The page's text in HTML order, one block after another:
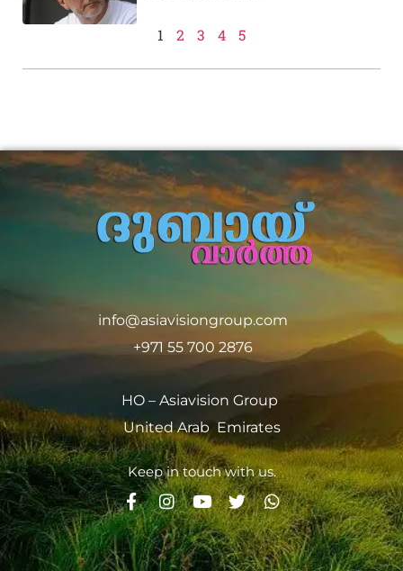
1 2 3 4 5
info@asiavisiongroup.com
+971 55 700 2876
HO – Asiavision Group
United Arab Emirates
Keep in touch with us.